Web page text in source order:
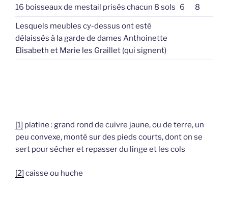
16 boisseaux de mestail prisés chacun 8 sols 6 8
Lesquels meubles cy-dessus ont esté
délaissés à la garde de dames Anthoinette
Elisabeth et Marie les Graillet (qui signent)
[1] platine : grand rond de cuivre jaune, ou de terre, un
peu convexe, monté sur des pieds courts, dont on se
sert pour sécher et repasser du linge et les cols
[2] caisse ou huche